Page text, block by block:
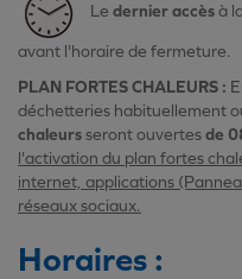
Le dernier accèsà
avant l'horaire de fermeture.
PLAN FORTES CHALEURS :
déchetteries habituellement
chaleursseront ouvertesde
l'activation du plan fortes
internet, applications
réseaux sociaux.
Horaires :